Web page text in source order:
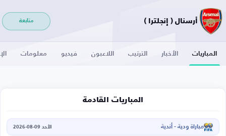
أرسنال ( إنجلترا ) متابعة
المباريات الأخبار الترتيب اللاعبون فيديو معلومات
المباريات القادمة
مباراة ودية - أندية الأحد 09-08-2026